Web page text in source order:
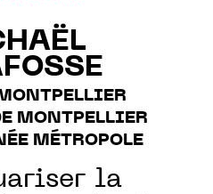
MONTPELLIER
MÉTROPOLE
la